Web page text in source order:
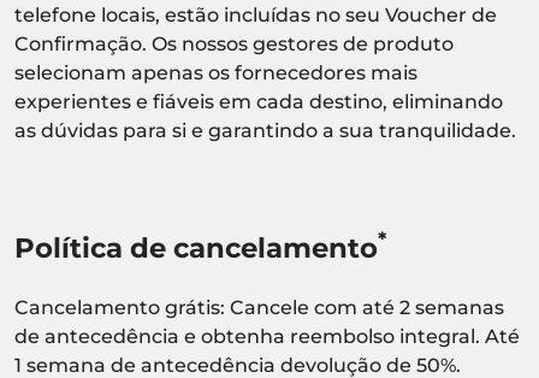
telefone locais, estão incluídas no seu Voucher de
Confirmação. Os nossos gestores de produto
selecionam apenas os fornecedores mais
experientes e fiáveis em cada destino, eliminando
as dúvidas para si e garantindo a sua tranquilidade.
Política de cancelamento*
Cancelamento grátis: Cancele com até 2 semanas
de antecedência e obtenha reembolso integral. Até
1 semana de antecedência devolução de 50%.